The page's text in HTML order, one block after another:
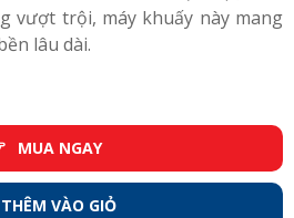
vượt trội, máy khuấy này mang
lâu dài.
MUA NGAY
THÊM VÀO GIỎ